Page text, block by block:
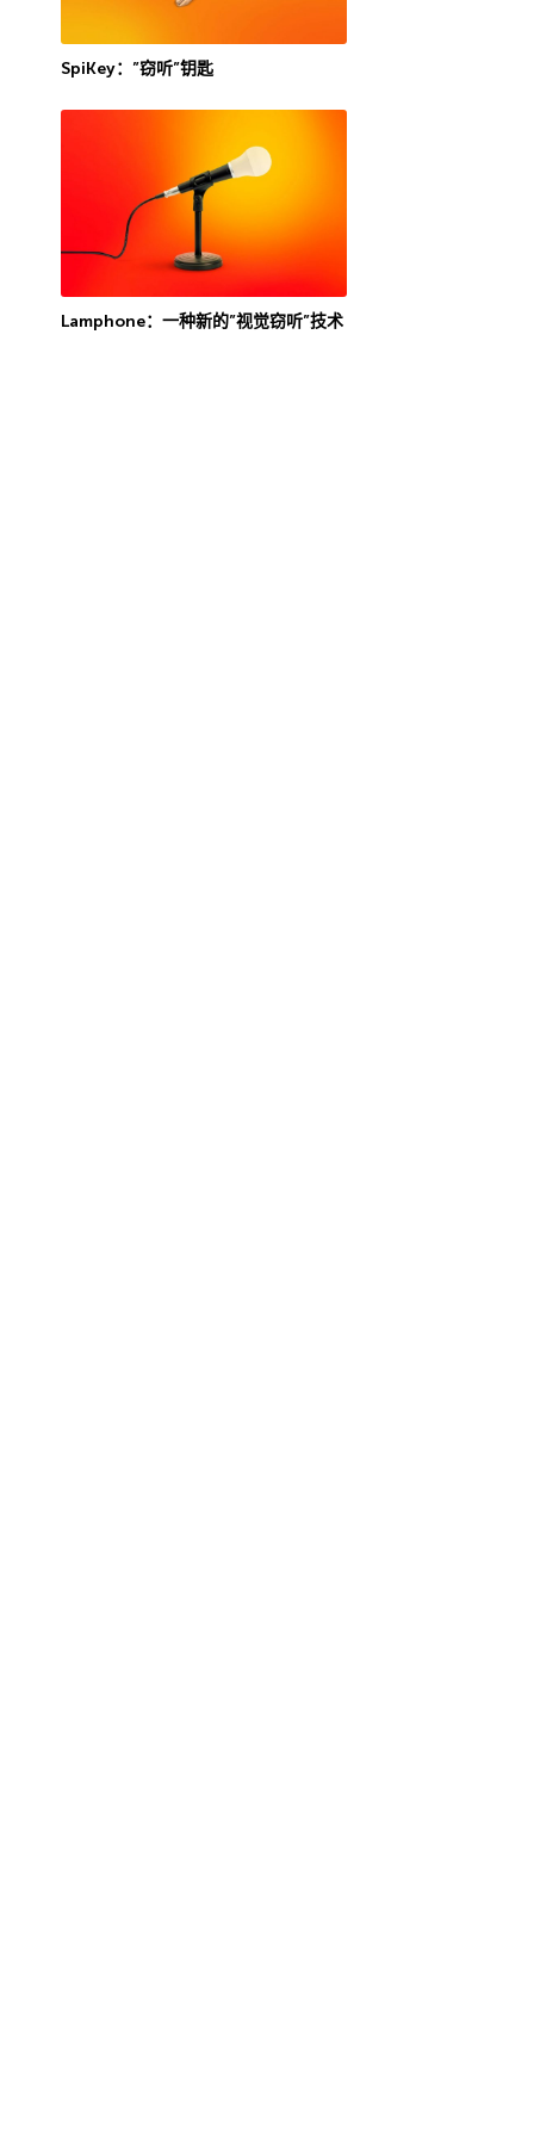
SpiKey：”窃听”钥匙
Lamphone：一种新的”视觉窃听”技术